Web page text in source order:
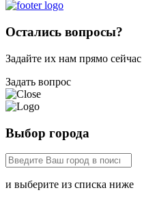
Остались вопросы?
Задайте их нам прямо сейчас
Задать вопрос
Выбор города
и выберите из списка ниже